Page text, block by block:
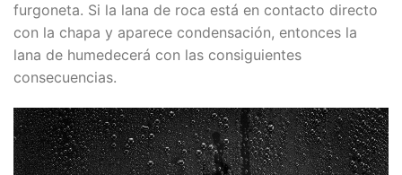
furgoneta. Si la lana de roca está en contacto directo
con la chapa y aparece condensación, entonces la
lana de humedecerá con las consiguientes
consecuencias.